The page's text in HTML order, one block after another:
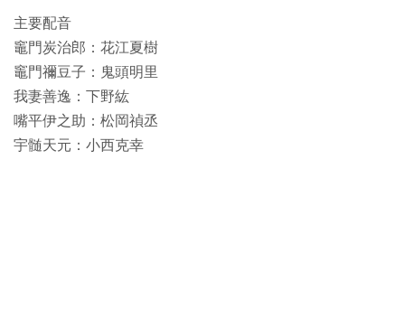
主要配音
竈門炭治郎：花江夏樹
竈門禰豆子：鬼頭明里
我妻善逸：下野紘
嘴平伊之助：松岡禎丞
宇髄天元：小西克幸